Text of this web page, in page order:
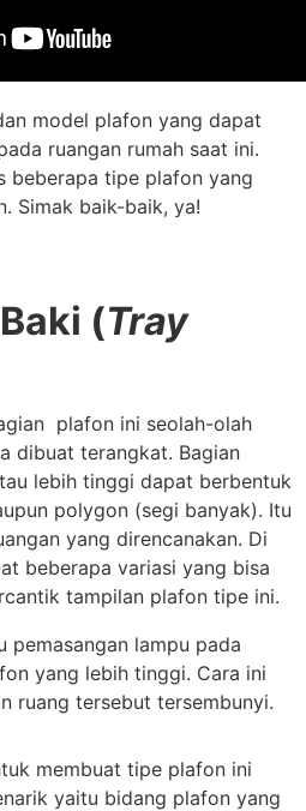
model plafon yang dapat
ruangan rumah saat ini.
beberapa tipe plafon yang
Simak baik-baik, ya!
(Tray
plafon ini seolah-olah
dibuat terangkat. Bagian
lebih tinggi dapat berbentuk
polygon (segi banyak). Itu
yang direncanakan. Di
beberapa variasi yang bisa
tampilan plafon tipe ini.
pemasangan lampu pada
yang lebih tinggi. Cara ini
ruang tersebut tersembunyi.
membuat tipe plafon ini
yaitu bidang plafon yang